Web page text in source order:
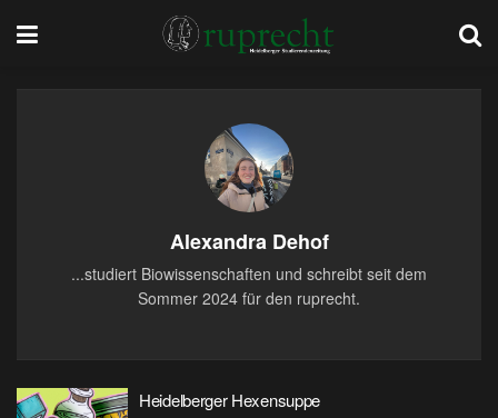
Alexandra Dehof
...studiert Biowissenschaften und schreibt seit dem
Sommer 2024 für den ruprecht.
Heidelberger Hexensuppe